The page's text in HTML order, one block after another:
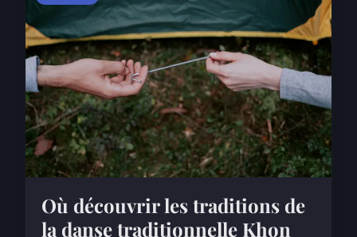
Où découvrir les traditions de
la danse traditionnelle Khon